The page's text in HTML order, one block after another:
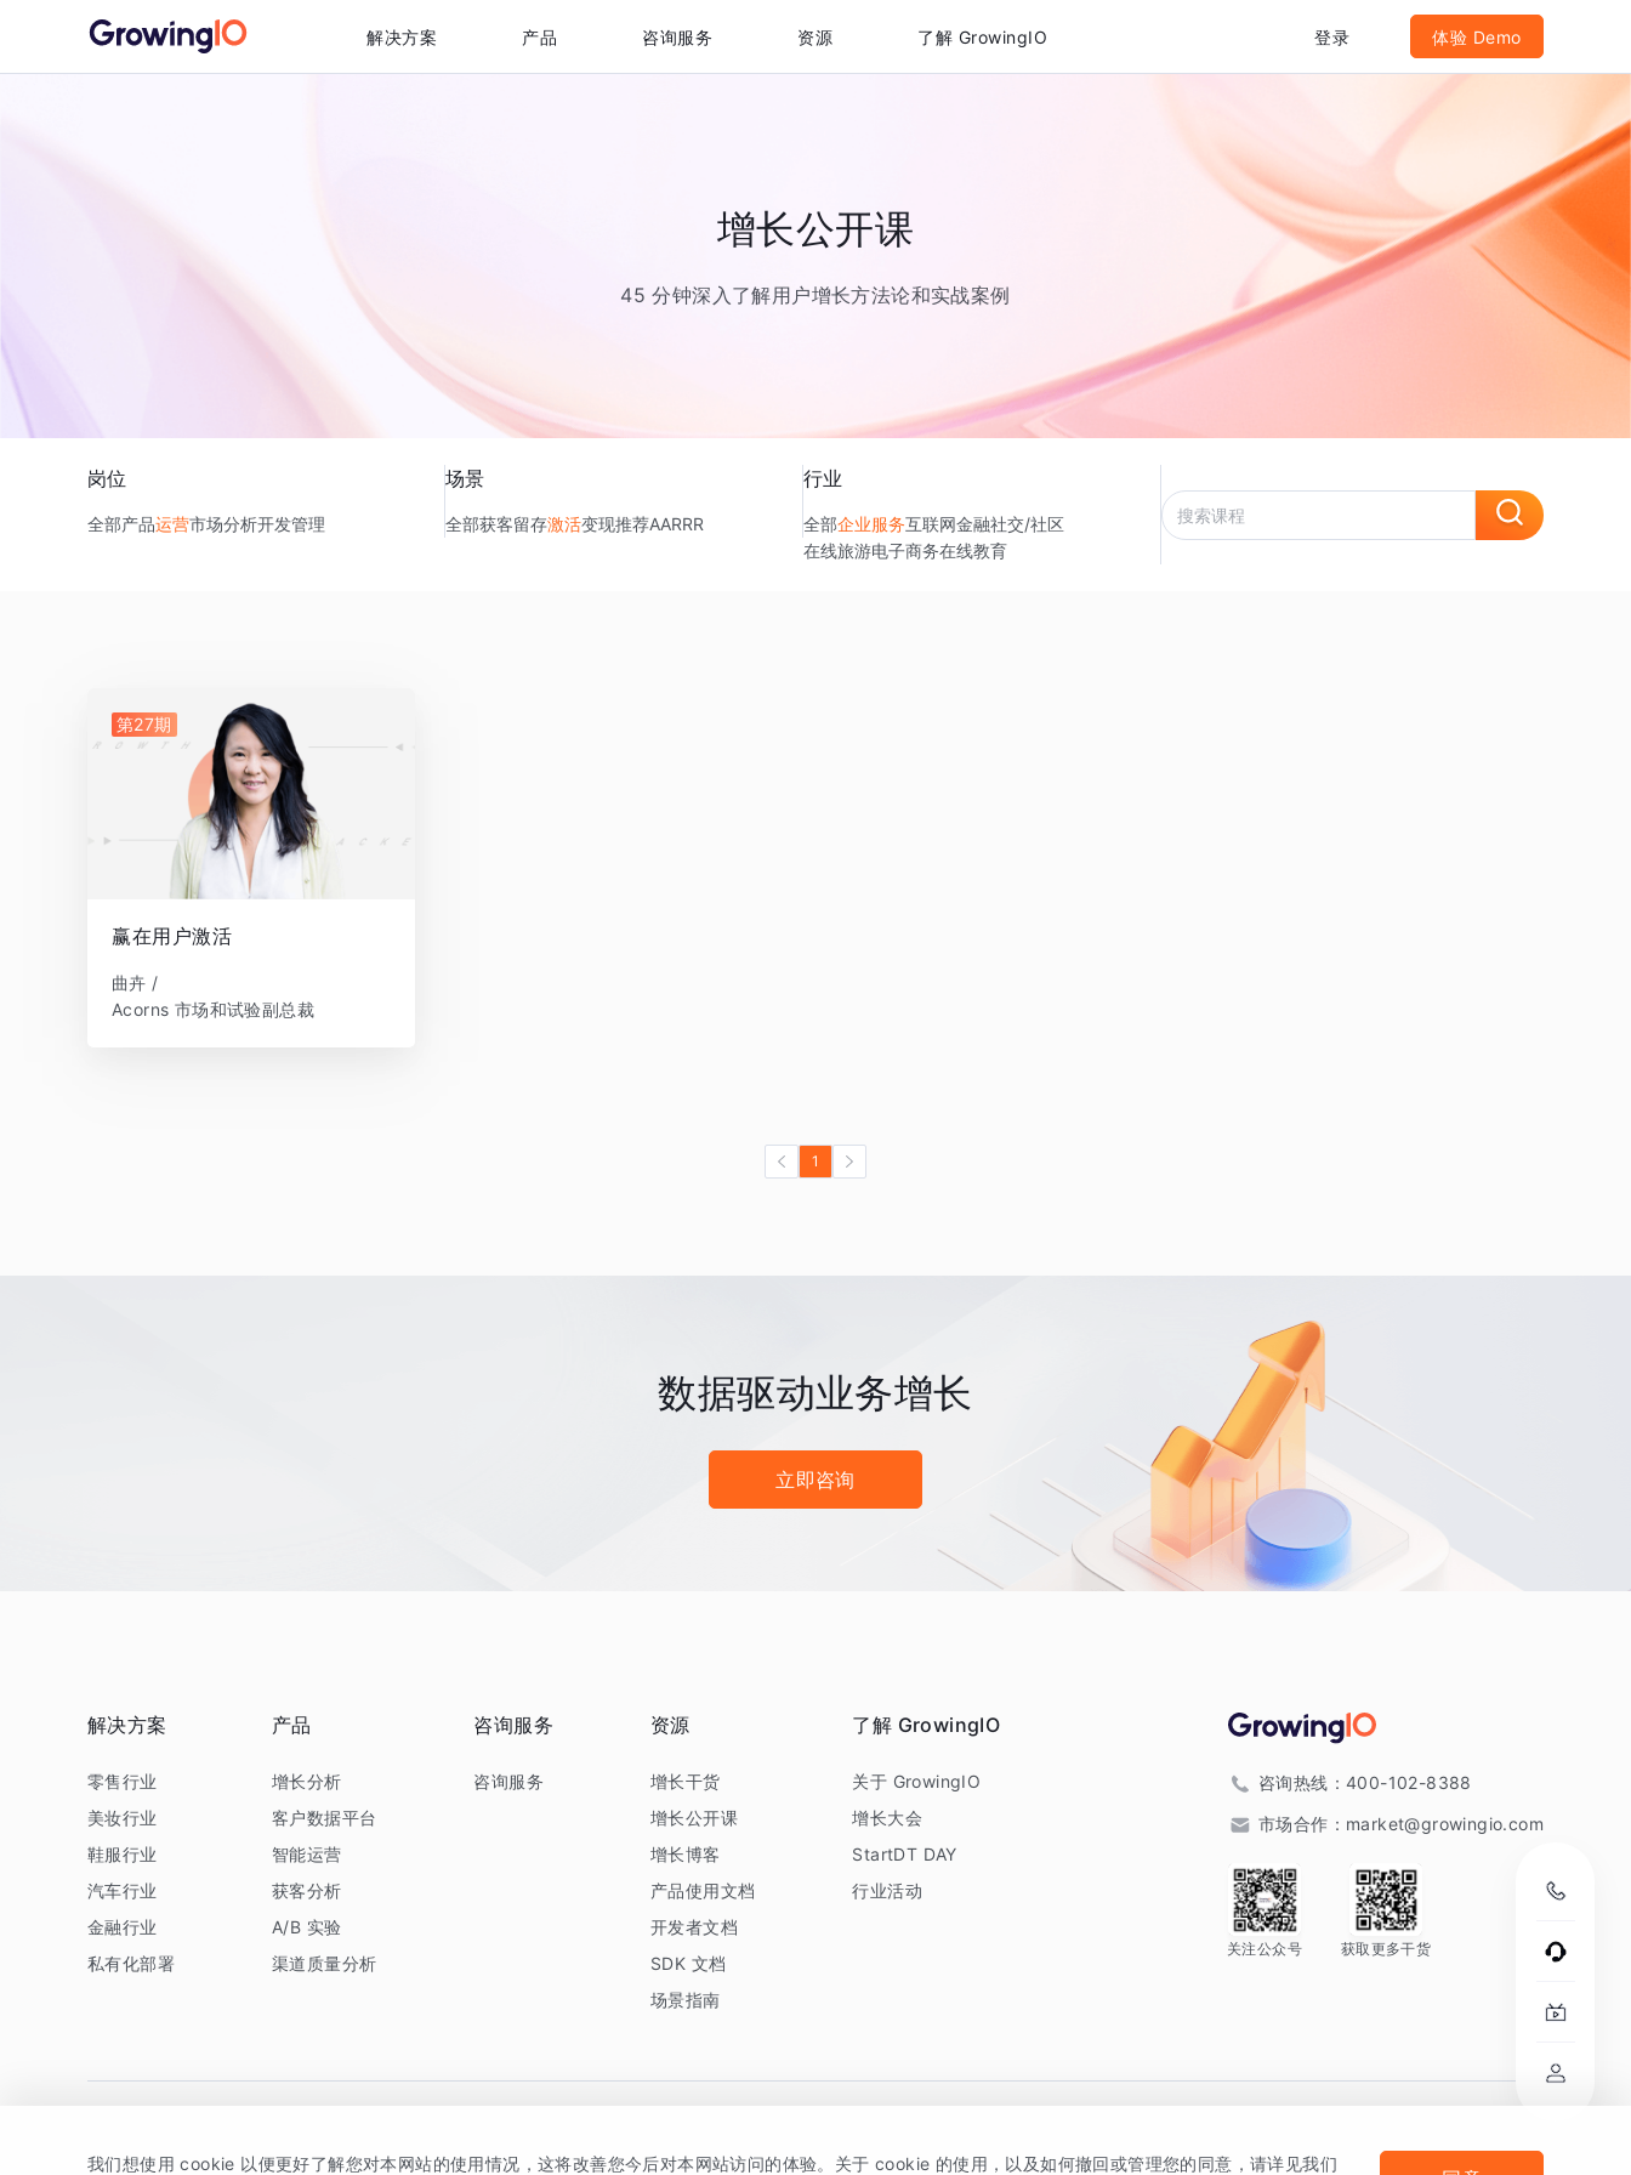
解决方案 产品 咨询服务 资源 了解 GrowingIO 登录 体验 Demo
增长公开课
45 分钟深入了解用户增长方法论和实战案例
岗位
全部产品运营市场分析开发管理
场景
全部获客留存激活变现推荐AARRR
行业
全部企业服务互联网金融社交/社区
在线旅游电子商务在线教育
第27期
赢在用户激活
曲卉 /
Acorns 市场和试验副总裁
1
数据驱动业务增长
立即咨询
解决方案
零售行业
美妆行业
鞋服行业
汽车行业
金融行业
私有化部署
产品
增长分析
客户数据平台
智能运营
获客分析
A/B 实验
渠道质量分析
咨询服务
咨询服务
资源
增长干货
增长公开课
增长博客
产品使用文档
开发者文档
SDK 文档
场景指南
了解 GrowingIO
关于 GrowingIO
增长大会
StartDT DAY
行业活动
咨询热线： 400-102-8388
市场合作： market@growingio.com
关注公众号 获取更多干货
我们想使用 cookie 以便更好了解您对本网站的使用情况，这将改善您今后对本网站访问的体验。关于 cookie 的使用，以及如何撤回或管理您的同意，请详见我们